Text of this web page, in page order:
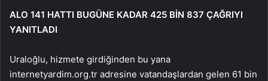
ALO 141 HATTI BUGÜNE KADAR 425 BİN 837 ÇAĞRIYI
YANITLADI
Uraloğlu, hizmete girdiğinden bu yana
internetyardim.org.tr adresine vatandaşlardan gelen 61 bin